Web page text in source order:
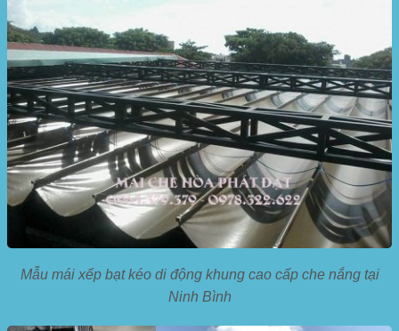
Mẫu mái xếp bạt kéo di động khung cao cấp che nắng tại
Ninh Bình